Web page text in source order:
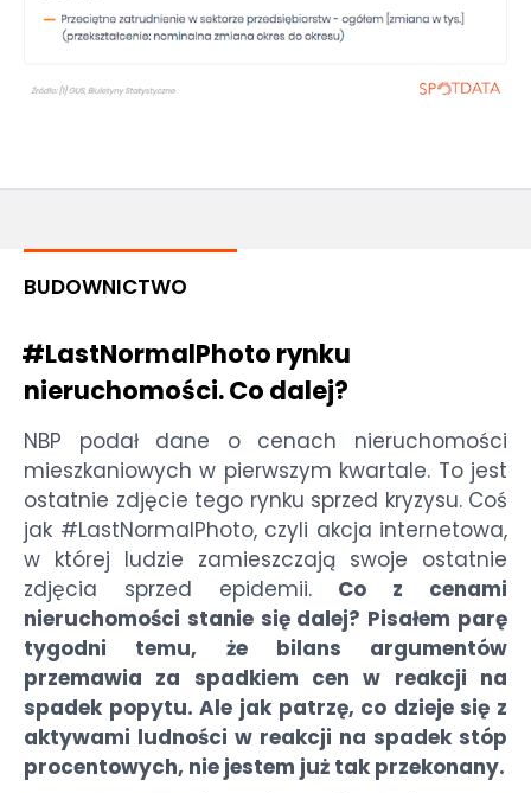
BUDOWNICTWO
#LastNormalPhoto rynku
nieruchomości. Co dalej?
NBP podał dane o cenach nieruchomości
mieszkaniowych w pierwszym kwartale. To jest
ostatnie zdjęcie tego rynku sprzed kryzysu. Coś
jak #LastNormalPhoto, czyli akcja internetowa,
w której ludzie zamieszczają swoje ostatnie
zdjęcia sprzed epidemii. Co z cenami
nieruchomości stanie się dalej? Pisałem parę
tygodni temu, że bilans argumentów
przemawia za spadkiem cen w reakcji na
spadek popytu. Ale jak patrzę, co dzieje się z
aktywami ludności w reakcji na spadek stóp
procentowych, nie jestem już tak przekonany.